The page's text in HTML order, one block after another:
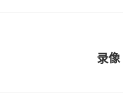
录像